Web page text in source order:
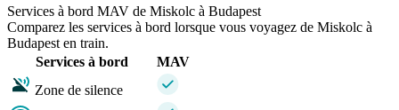
Services à bord MAV de Miskolc à Budapest
Comparez les services à bord lorsque vous voyagez de Miskolc à
Budapest en train.
Services à bord
MAV
Zone de silence